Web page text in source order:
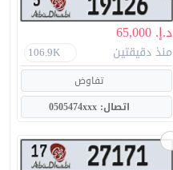
د.إ. 65,000
منذ دقيقتين 106.9K
تفاوض
اتصال: 0505474xxx